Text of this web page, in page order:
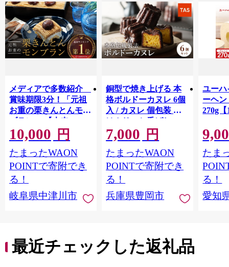
メディアで多数紹介
賞味期限3分！「元祖
お重の栗きんとんモン
ブラン」 【未来のご
褒美】スイーツ 栗 モ
ンブラン くりきんと
ん デザート ご褒美 お
取り寄せ くり お菓子
10,000 円
たまったWAON
POINTで寄附でき
る！
岐阜県中津川市
銅型で焼き上げる 本
格ボルドーカヌレ 6個
入 / カヌレ 個包装 外
はカリッと香ばしい
中はもっちり ラム酒
バニラ お取り寄せ ス
イーツ 焼き菓子 詰め
合わせ ホワイトデー
お返し 冷凍 手作り 化
粧箱入り ギフト TAS
BAKE
7,000 円
たまったWAON
POINTで寄附でき
る！
兵庫県豊岡市
ユーハ
ーヘ
270g【
たま
る！
愛知
最近チェックした返礼品